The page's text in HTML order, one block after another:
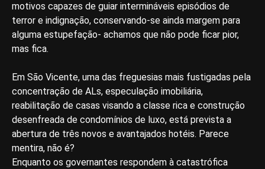
motivos capazes de guiar intermináveis episódios de
terror e indignação, conservando-se ainda margem para
alguma estupefação- achamos que não pode ficar pior,
mas fica.
Em São Vicente, uma das freguesias mais fustigadas pela
concentração de ALs, especulação imobiliária,
reabilitação de casas visando a classe rica e construção
desenfreada de condomínios de luxo, está prevista a
abertura de três novos e avantajados hotéis. Parece
mentira, não é?
Enquanto os governantes respondem à catastrófica